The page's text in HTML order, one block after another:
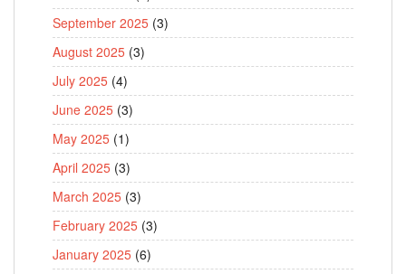
September 2025 (3)
August 2025 (3)
July 2025 (4)
June 2025 (3)
May 2025 (1)
April 2025 (3)
March 2025 (3)
February 2025 (3)
January 2025 (6)